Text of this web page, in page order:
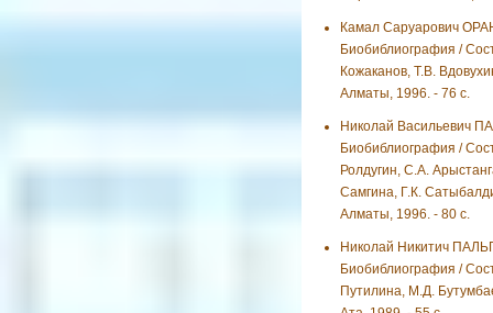
Камал Саруарович
Биобиблиография /
Кожаканов, Т.В.
Алматы, 1996. - 76 с.
Николай Васильевич
Биобиблиография /
Ролдугин, С.А.
Самгина, Г.К.
Алматы, 1996. - 80 с.
Николай Никитич
Биобиблиография /
Путилина, М.Д.